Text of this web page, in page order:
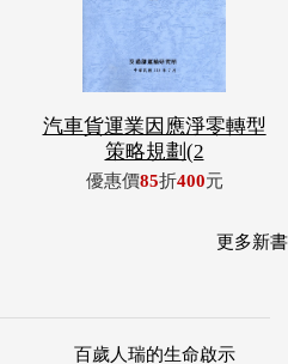
汽車貨運業因應淨零轉型
策略規劃(2
優惠價85折400元
更多新書
百歲人瑞的生命啟示